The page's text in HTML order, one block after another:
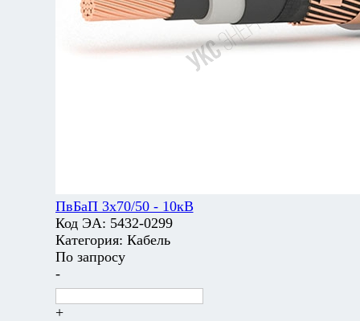
ПвБаП 3х70/50 - 10кВ
Код ЭА: 5432-0299
Категория: Кабель
По запросу
-
+